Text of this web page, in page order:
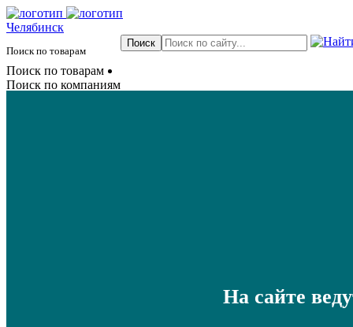
Челябинск
Поиск по товарам
Поиск по товарам
Поиск по компаниям
На сайте